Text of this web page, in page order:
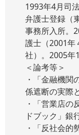
1993年4月司
弁護士登録（
事務所入所。
護士（2001年
社）。2005年
＜論考等＞
・「金融機
係遮断の実際
・「営業店の
ドブック」銀
・「反社会的